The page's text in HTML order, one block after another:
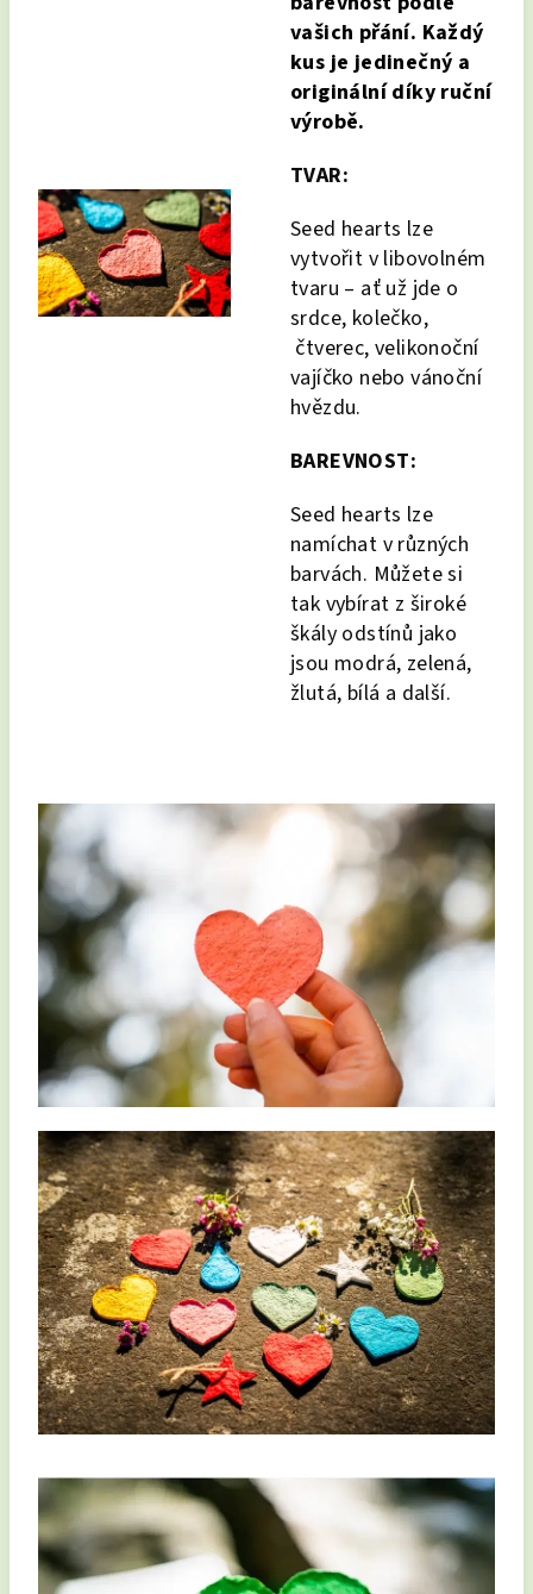
vašich přání. Každý
kus je jedinečný a
originální díky ruční
výrobě.
TVAR:
Seed hearts lze
vytvořit v libovolném
tvaru – ať už jde o
srdce, kolečko,
čtverec, velikonoční
vajíčko nebo vánoční
hvězdu.
BAREVNOST:
Seed hearts lze
namíchat v různých
barvách. Můžete si
tak vybírat z široké
škály odstínů jako
jsou modrá, zelená,
žlutá, bílá a další.